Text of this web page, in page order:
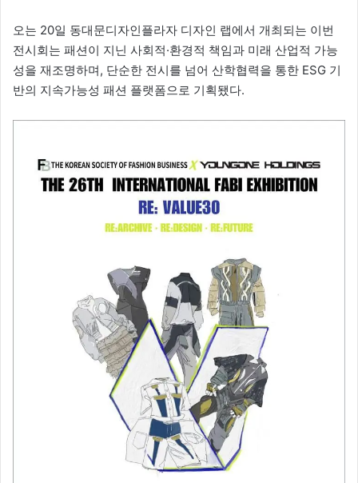
오는 20일 동대문디자인플라자 디자인 랩에서 개최되는 이번
전시회는 패션이 지닌 사회적·환경적 책임과 미래 산업적 가능
성을 재조명하며, 단순한 전시를 넘어 산학협력을 통한 ESG 기
반의 지속가능성 패션 플랫폼으로 기획됐다.